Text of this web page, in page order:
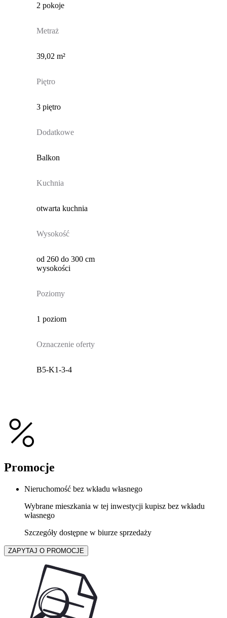
2 pokoje
Metraż
39,02 m²
Piętro
3 piętro
Dodatkowe
Balkon
Kuchnia
otwarta kuchnia
Wysokość
od 260 do 300 cm
wysokości
Poziomy
1 poziom
Oznaczenie oferty
B5-K1-3-4
Promocje
Nieruchomość bez wkładu własnego
Wybrane mieszkania w tej inwestycji kupisz bez wkładu
własnego
Szczegóły dostępne w biurze sprzedaży
ZAPYTAJ O PROMOCJE